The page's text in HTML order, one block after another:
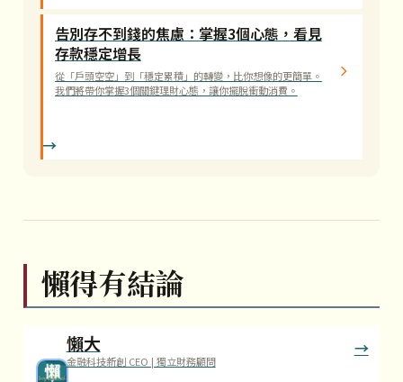
告別存不到錢的焦慮：掌握3個心態，看見
存款穩定增長
從「戶頭空空」到「穩定累積」的轉變，比你想像的更簡單。
我們將帶你掌握3個關鍵理財心態，讓你擺脫衝動消費。
懶得有結論
懶大
金融科技新創 CEO | 獨立財務顧問